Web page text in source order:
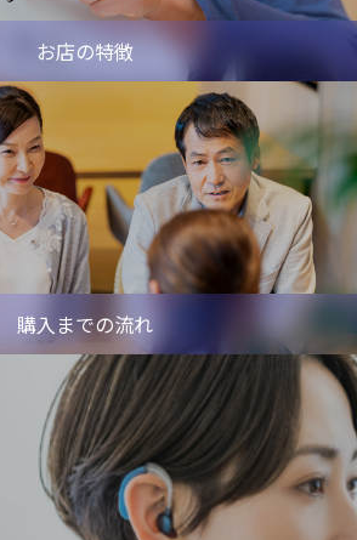
お店の特徴
購入までの流れ